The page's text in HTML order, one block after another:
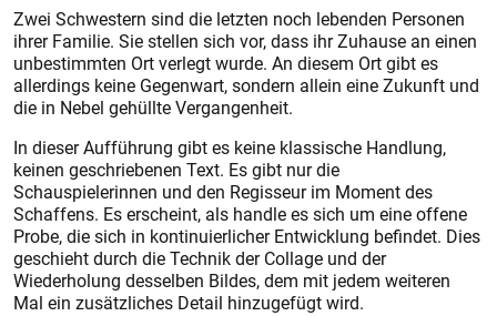
Zwei Schwestern sind die letzten noch lebenden Personen
ihrer Familie. Sie stellen sich vor, dass ihr Zuhause an einen
unbestimmten Ort verlegt wurde. An diesem Ort gibt es
allerdings keine Gegenwart, sondern allein eine Zukunft und
die in Nebel gehüllte Vergangenheit.
In dieser Aufführung gibt es keine klassische Handlung,
keinen geschriebenen Text. Es gibt nur die
Schauspielerinnen und den Regisseur im Moment des
Schaffens. Es erscheint, als handle es sich um eine offene
Probe, die sich in kontinuierlicher Entwicklung befindet. Dies
geschieht durch die Technik der Collage und der
Wiederholung desselben Bildes, dem mit jedem weiteren
Mal ein zusätzliches Detail hinzugefügt wird.